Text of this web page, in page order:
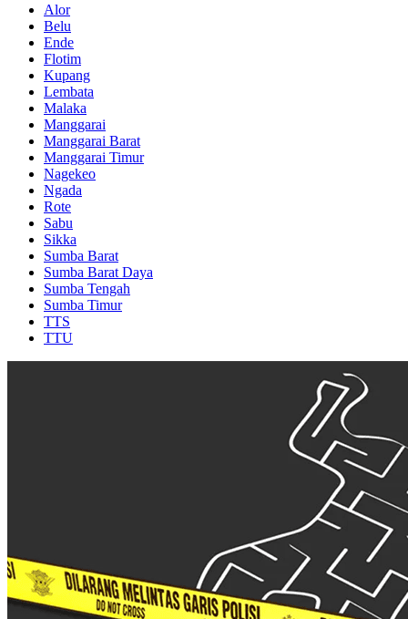
Alor
Belu
Ende
Flotim
Kupang
Lembata
Malaka
Manggarai
Manggarai Barat
Manggarai Timur
Nagekeo
Ngada
Rote
Sabu
Sikka
Sumba Barat
Sumba Barat Daya
Sumba Tengah
Sumba Timur
TTS
TTU